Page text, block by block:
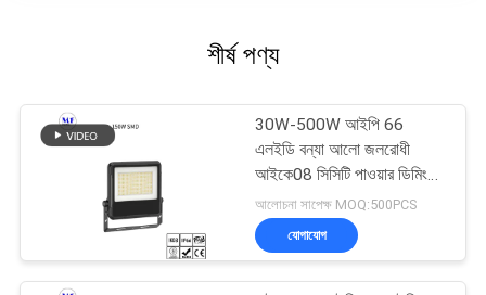
শীর্ষ পণ্য
30W-500W আইপি 66
এলইডি বন্যা আলো জলরোধী
আইকে08 সিসিটি পাওয়ার ডিমিং
আউটডোর ইনডোর জন্য
আলোচনা সাপেক্ষ MOQ:500PCS
যোগাযোগ